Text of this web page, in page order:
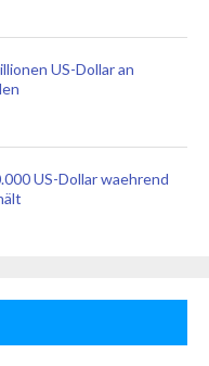
US-Dollar an
US-Dollar waehrend